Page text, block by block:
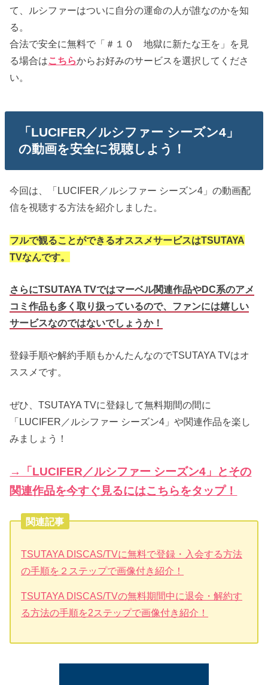
て、ルシファーはついに自分の運命の人が誰なのかを知
る。
合法で安全に無料で「＃１０ 地獄に新たな王を」を見
る場合はこちらからお好みのサービスを選択してくださ
い。
「LUCIFER／ルシファー シーズン4」
の動画を安全に視聴しよう！
今回は、「LUCIFER／ルシファー シーズン4」の動画配
信を視聴する方法を紹介しました。
フルで観ることができるオススメサービスはTSUTAYA
TVなんです。
さらにTSUTAYA TVではマーベル関連作品やDC系のアメ
コミ作品も多く取り扱っているので、ファンには嬉しい
サービスなのではないでしょうか！
登録手順や解約手順もかんたんなのでTSUTAYA TVはオ
ススメです。
ぜひ、TSUTAYA TVに登録して無料期間の間に
「LUCIFER／ルシファー シーズン4」や関連作品を楽し
みましょう！
→「LUCIFER／ルシファー シーズン4」とその
関連作品を今すぐ見るにはこちらをタップ！
関連記事
TSUTAYA DISCAS/TVに無料で登録・入会する方法
の手順を２ステップで画像付き紹介！
TSUTAYA DISCAS/TVの無料期間中に退会・解約す
る方法の手順を2ステップで画像付き紹介！